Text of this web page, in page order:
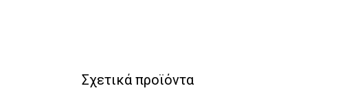
Σχετικά προϊόντα